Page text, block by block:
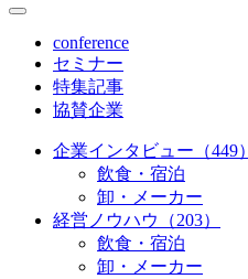
conference
セミナー
特集記事
協賛企業
企業インタビュー（449）
飲食・宿泊
卸・メーカー
経営ノウハウ（203）
飲食・宿泊
卸・メーカー